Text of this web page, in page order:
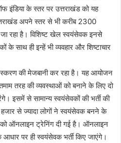
इंडिया के स्तर पर उत्तराखंड को यह
अपने स्तर से भी करीब 2300
रहा है। विशिष्ट खेल स्वयंसेवक इनसे
के साथ ही इन्हें भी व्यवहार और शिष्टाचार
की मेजबानी कर रहा है। यह आयोजन
तरह की व्यवस्थाओं को बनाने के लिए दो
इसमें से सामान्य स्वयंसेवकों की भर्ती की
से ज्यादा लोगों ने स्वयंसेवक बनने के
ऑनलाइन ट्रेनिंग दी गई है। ऑनलाइन
आधार पर ही स्वयंसेवक भर्ती किए जाएंगे।